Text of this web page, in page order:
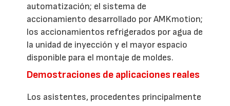
automatización; el sistema de
accionamiento desarrollado por AMKmotion;
los accionamientos refrigerados por agua de
la unidad de inyección y el mayor espacio
disponible para el montaje de moldes.
Demostraciones de aplicaciones reales
Los asistentes, procedentes principalmente